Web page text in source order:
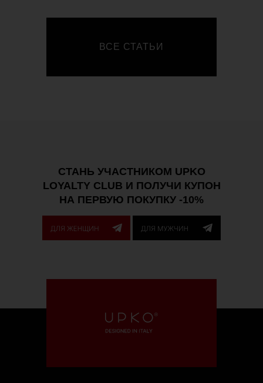
ВСЕ СТАТЬИ
СТАНЬ УЧАСТНИКОМ UPKO
LOYALTY CLUB И ПОЛУЧИ КУПОН
НА ПЕРВУЮ ПОКУПКУ -10%